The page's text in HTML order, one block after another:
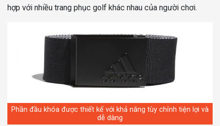
hợp với nhiều trang phục golf khác nhau của người chơi.
Phần đầu khóa được thiết kế với khả năng tùy chỉnh tiện lợi và
dễ dàng